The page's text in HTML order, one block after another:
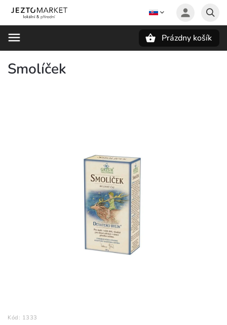
Prázdny košík
Smolíček
Kód: 1333